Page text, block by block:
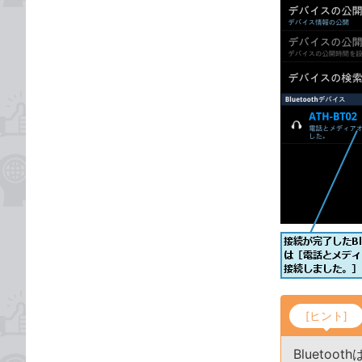
[ヒント]
Bluetooth